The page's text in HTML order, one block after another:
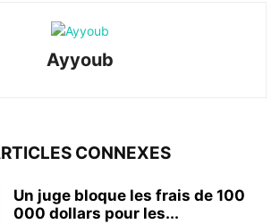
Ayyoub
CONNEXES
Un juge bloque les frais de 100
000 dollars pour les...